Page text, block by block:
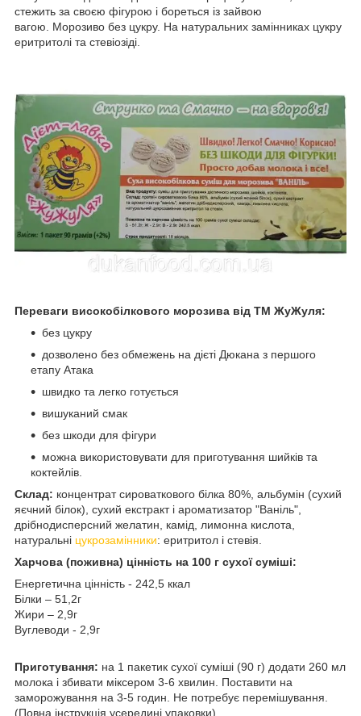
стежить за своєю фігурою і бореться із зайвою
вагою. Морозиво без цукру. На натуральних замінниках цукру
еритритолі та стевіозіді.
Переваги високобілкового морозива від ТМ ЖуЖуля:
без цукру
дозволено без обмежень на дієті Дюкана з першого
етапу Атака
швидко та легко готується
вишуканий смак
без шкоди для фігури
можна використовувати для приготування шийків та
коктейлів.
Склад: концентрат сироваткового білка 80%, альбумін (сухий
яєчний білок), сухий екстракт і ароматизатор "Ваніль",
дрібнодисперсний желатин, камід, лимонна кислота,
натуральні цукрозамінники: еритритол і стевія.
Харчова (поживна) цінність на 100 г сухої суміші:
Енергетична цінність - 242,5 ккал
Білки – 51,2г
Жири – 2,9г
Вуглеводи - 2,9г
Приготування: на 1 пакетик сухої суміші (90 г) додати 260 мл
молока і збивати міксером 3-6 хвилин. Поставити на
заморожування на 3-5 годин. Не потребує перемішування.
(Повна інструкція усередині упаковки).